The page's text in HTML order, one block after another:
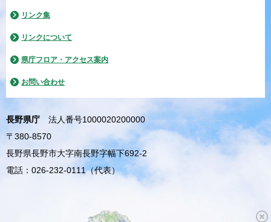
リンク集
リンクについて
県庁フロア・アクセス案内
お問い合わせ
長野県庁
法人番号1000020200000
〒380-8570
長野県長野市大字南長野字幅下692-2
電話：026-232-0111（代表）